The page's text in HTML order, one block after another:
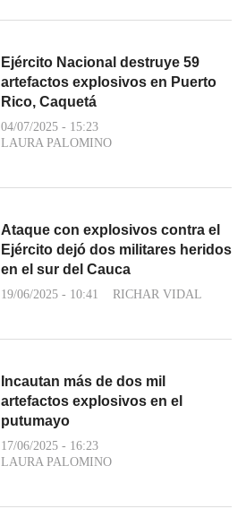
Ejército Nacional destruye 59
artefactos explosivos en Puerto
Rico, Caquetá
04/07/2025 - 15:23
LAURA PALOMINO
Ataque con explosivos contra el
Ejército dejó dos militares heridos
en el sur del Cauca
19/06/2025 - 10:41 RICHAR VIDAL
Incautan más de dos mil
artefactos explosivos en el
putumayo
17/06/2025 - 16:23
LAURA PALOMINO